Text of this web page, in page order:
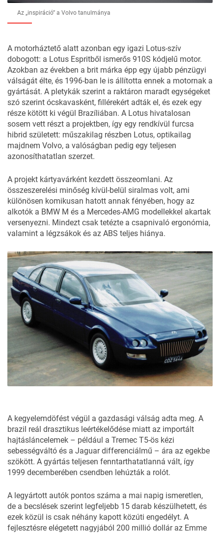
Az „inspiráció” a Volvo tanulmánya
A motorháztető alatt azonban egy igazi Lotus-szív
dobogott: a Lotus Espritből ismerős 910S kódjelű motor.
Azokban az években a brit márka épp egy újabb pénzügyi
válságát élte, és 1996-ban le is állította ennek a motornak a
gyártását. A pletykák szerint a raktáron maradt egységeket
szó szerint ócskavasként, fillérekért adták el, és ezek egy
része kötött ki végül Brazíliában. A Lotus hivatalosan
sosem vett részt a projektben, így egy rendkívül furcsa
hibrid született: műszakilag részben Lotus, optikailag
majdnem Volvo, a valóságban pedig egy teljesen
azonosíthatatlan szerzet.
A projekt kártyavárként kezdett összeomlani. Az
összeszerelési minőség kívül-belül siralmas volt, ami
különösen komikusan hatott annak fényében, hogy az
alkotók a BMW M és a Mercedes-AMG modellekkel akartak
versenyezni. Mindezt csak tetézte a csapnivaló ergonómia,
valamint a légzsákok és az ABS teljes hiánya.
A kegyelemdöfést végül a gazdasági válság adta meg. A
brazil reál drasztikus leértékelődése miatt az importált
hajtásláncelemek – például a Tremec T5-ös kézi
sebességváltó és a Jaguar differenciálmű – ára az egekbe
szökött. A gyártás teljesen fenntarthatatlanná vált, így
1999 decemberében csendben lehúzták a rolót.
A legyártott autók pontos száma a mai napig ismeretlen,
de a becslések szerint legfeljebb 15 darab készülhetett, és
ezek közül is csak néhány kapott közúti engedélyt. A
fejlesztésre elégetett nagyjából 200 millió dollár az Emme